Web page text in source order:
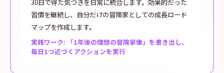
30日で得た気づきを日常に統合します。効果的だった
習慣を継続し、自分だけの冒険家としての成長ロード
マップを作成します。
実践ワーク: 「1年後の理想の冒険家像」を書き出し、
毎日1つ近づくアクションを実行